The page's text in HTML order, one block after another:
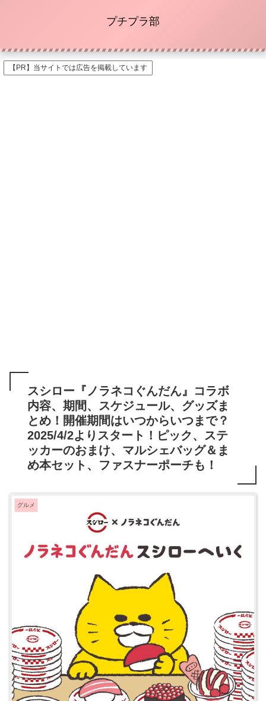
プチプラ部
【PR】当サイトでは広告を掲載しています
スシロー『ノラネコぐんだん』コラボ
内容、期間、スケジュール、グッズま
とめ！開催期間はいつからいつまで？
2025/4/2よりスタート！ピック、ステ
ッカーのおまけ、マルシェバッグ＆ま
め本セット、ファスナーポーチも！
グルメ